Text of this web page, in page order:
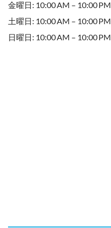
金曜日: 10:00 AM – 10:00 PM
土曜日: 10:00 AM – 10:00 PM
日曜日: 10:00 AM – 10:00 PM